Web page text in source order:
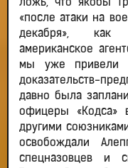
ложь, что якобы
«после атаки на
декабря», как
американское
мы уже привели
доказательств-
давно была
офицеры «Кодса»
другими
освобождали
спецназовцев и